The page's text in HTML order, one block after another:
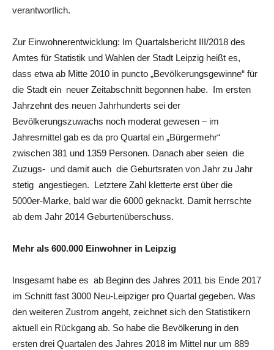
verantwortlich.
Zur Einwohnerentwicklung: Im Quartalsbericht III/2018 des
Amtes für Statistik und Wahlen der Stadt Leipzig heißt es,
dass etwa ab Mitte 2010 in puncto „Bevölkerungsgewinne“ für
die Stadt ein neuer Zeitabschnitt begonnen habe. Im ersten
Jahrzehnt des neuen Jahrhunderts sei der
Bevölkerungszuwachs noch moderat gewesen – im
Jahresmittel gab es da pro Quartal ein „Bürgermehr“
zwischen 381 und 1359 Personen. Danach aber seien die
Zuzugs- und damit auch die Geburtsraten von Jahr zu Jahr
stetig angestiegen. Letztere Zahl kletterte erst über die
5000er-Marke, bald war die 6000 geknackt. Damit herrschte
ab dem Jahr 2014 Geburtenüberschuss.
Mehr als 600.000 Einwohner in Leipzig
Insgesamt habe es ab Beginn des Jahres 2011 bis Ende 2017
im Schnitt fast 3000 Neu-Leipziger pro Quartal gegeben. Was
den weiteren Zustrom angeht, zeichnet sich den Statistikern
aktuell ein Rückgang ab. So habe die Bevölkerung in den
ersten drei Quartalen des Jahres 2018 im Mittel nur um 889